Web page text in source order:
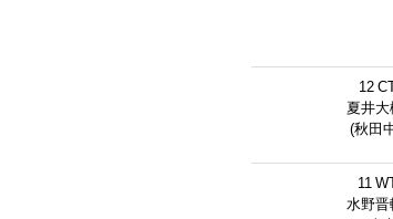
12
夏井
(秋田
11
水野